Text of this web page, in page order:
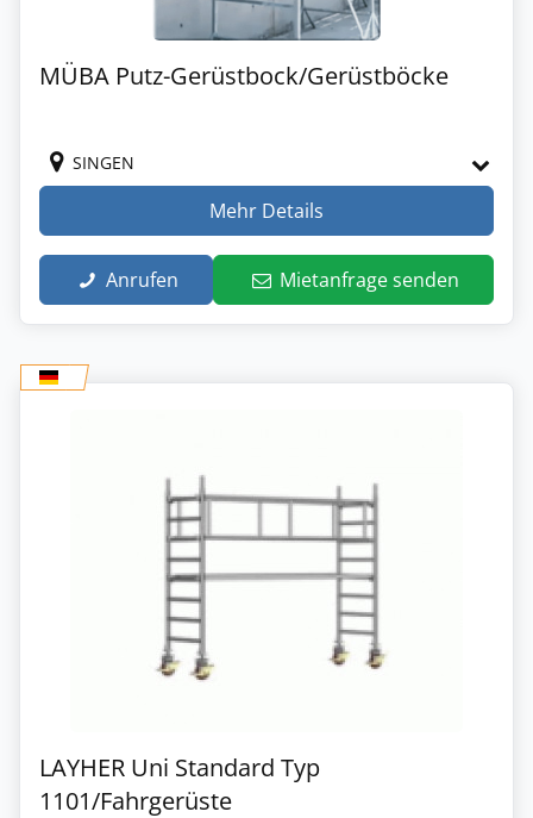
MÜBA Putz-Gerüstbock/Gerüstböcke
SINGEN
Mehr Details
Anrufen Mietanfrage senden
LAYHER Uni Standard Typ
1101/Fahrgerüste